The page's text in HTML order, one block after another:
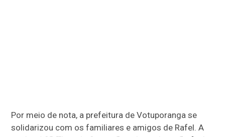
Por meio de nota, a prefeitura de Votuporanga se
solidarizou com os familiares e amigos de Rafel. A